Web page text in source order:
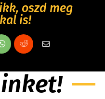
oszd meg
is!